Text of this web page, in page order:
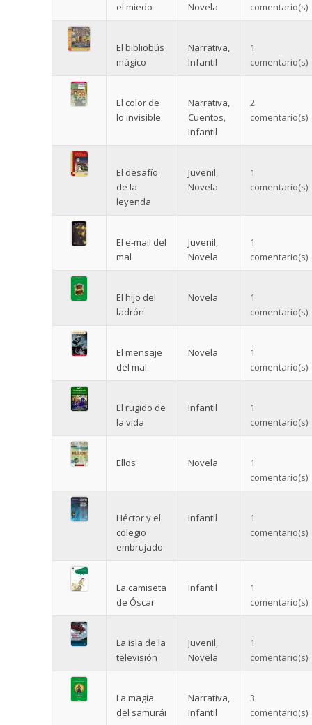
el miedo
Novela
comentario(s)
El bibliobús
mágico
Narrativa,
Infantil
1
comentario(s)
El color de
lo invisible
Narrativa,
Cuentos,
Infantil
2
comentario(s)
El desafío
de la
leyenda
Juvenil,
Novela
1
comentario(s)
El e-mail del
mal
Juvenil,
Novela
1
comentario(s)
El hijo del
ladrón
Novela
1
comentario(s)
El mensaje
del mal
Novela
1
comentario(s)
El rugido de
la vida
Infantil
1
comentario(s)
Ellos Novela
1
comentario(s)
Héctor y el
colegio
embrujado
Infantil
1
comentario(s)
La camiseta
de Óscar
Infantil
1
comentario(s)
La isla de la
televisión
Juvenil,
Novela
1
comentario(s)
La magia
del samurái
Narrativa,
Infantil
3
comentario(s)